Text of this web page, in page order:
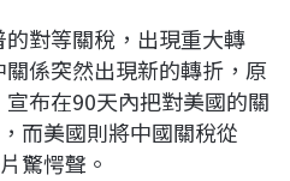
對等關稅，出現重大轉
係突然出現新的轉折，原
布在90天內把對美國的關
而美國則將中國關稅從
驚愕聲。